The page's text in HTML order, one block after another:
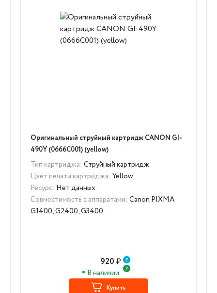
Оригинальный струйный картридж CANON GI-
490Y (0666C001) (yellow)
Тип картриджа: Струйный картридж
Цвет печати картриджа: Yellow
Ресурс: Нет данных
Совместимость с аппаратами: Canon PIXMA
G1400, G2400, G3400
920 ₽
В наличии
Купить